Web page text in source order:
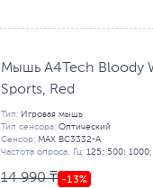
Мышь A4Tech Bloody
Sports, Red
Тип: Игровая мышь
Тип сенсора: Оптический
Сенсор: MAX BC3332-A
Частота опроса, Гц: 125; 500;
14 990 ₸